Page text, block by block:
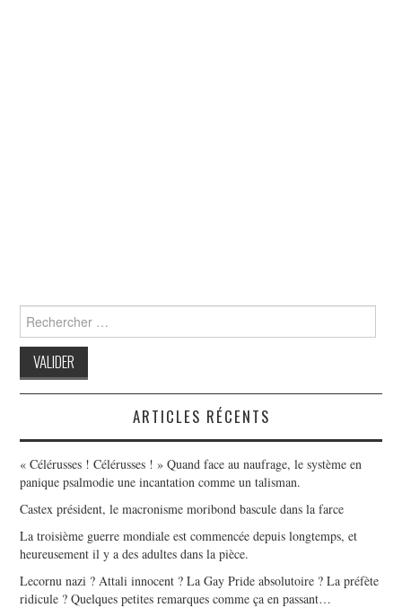
Search
for:
ARTICLES RÉCENTS
« Célérusses ! Célérusses ! » Quand face au naufrage, le système en
panique psalmodie une incantation comme un talisman.
Castex président, le macronisme moribond bascule dans la farce
La troisième guerre mondiale est commencée depuis longtemps, et
heureusement il y a des adultes dans la pièce.
Lecornu nazi ? Attali innocent ? La Gay Pride absolutoire ? La préfète
ridicule ? Quelques petites remarques comme ça en passant…